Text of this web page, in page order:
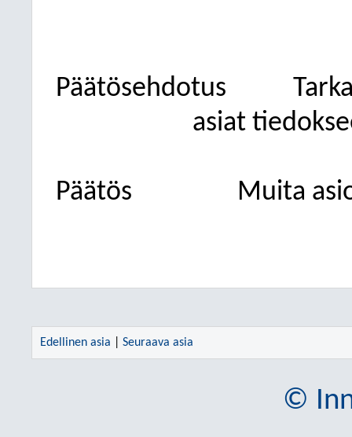
Päätösehdotus
asiat
Päätös Muita
Edellinen asia Seuraava asia
©